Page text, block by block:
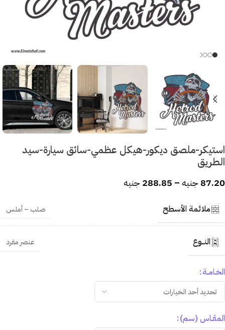
استيكر-ملصق ديكور-هيكل عظمي-سائق سيارة-سيد
الطريق
87.20جنيه–
288.85جنيه
ملائمة الأسطح صلب – أملس
النــوع عنصر مفرد
الخـامــة
المقـاس (سم)